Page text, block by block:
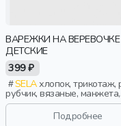
ВАРЕЖКИ НА ВЕРЕВОЧКЕ
ДЕТСКИЕ
399 ₽
SELAхлопок, трикотаж, россия,
рубчик, вязаные, манжета,
мальчики, дети
Подробнее